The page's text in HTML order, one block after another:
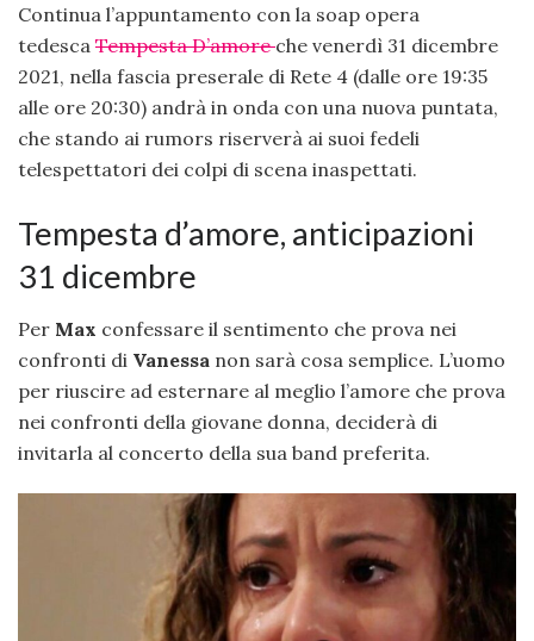
Continua l’appuntamento con la soap opera
tedesca Tempesta D’amoreche venerdì 31 dicembre
2021, nella fascia preserale di Rete 4 (dalle ore 19:35
alle ore 20:30) andrà in onda con una nuova puntata,
che stando ai rumors riserverà ai suoi fedeli
telespettatori dei colpi di scena inaspettati.
Tempesta d’amore, anticipazioni
31 dicembre
Per Max confessare il sentimento che prova nei
confronti di Vanessa non sarà cosa semplice. L’uomo
per riuscire ad esternare al meglio l’amore che prova
nei confronti della giovane donna, deciderà di
invitarla al concerto della sua band preferita.